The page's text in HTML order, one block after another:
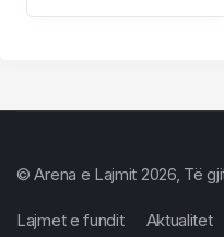
© Arena e Lajmit 2026, Të
Lajmet e fundit Aktualitet